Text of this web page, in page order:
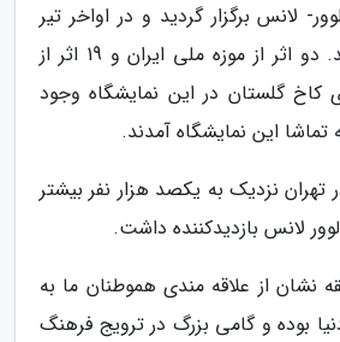
لانس برگزار گردید و در اواخر تیر
ماه به سرانجام رسید. دو اثر از موزه ملی ایران و 19 اثر از
کاخ گلستان در این نمایشگاه وجود
تهران نزدیک به یکصد هزار نفر بیشتر
لانس بازدیدکننده داشت.
نشان از علاقه مندی هموطنان ما به
بوده و گامی بزرگ در ترویج فرهنگ